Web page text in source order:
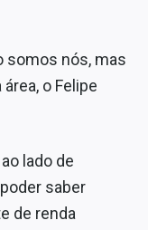
somos nós, mas
o Felipe
lado de
saber
de renda